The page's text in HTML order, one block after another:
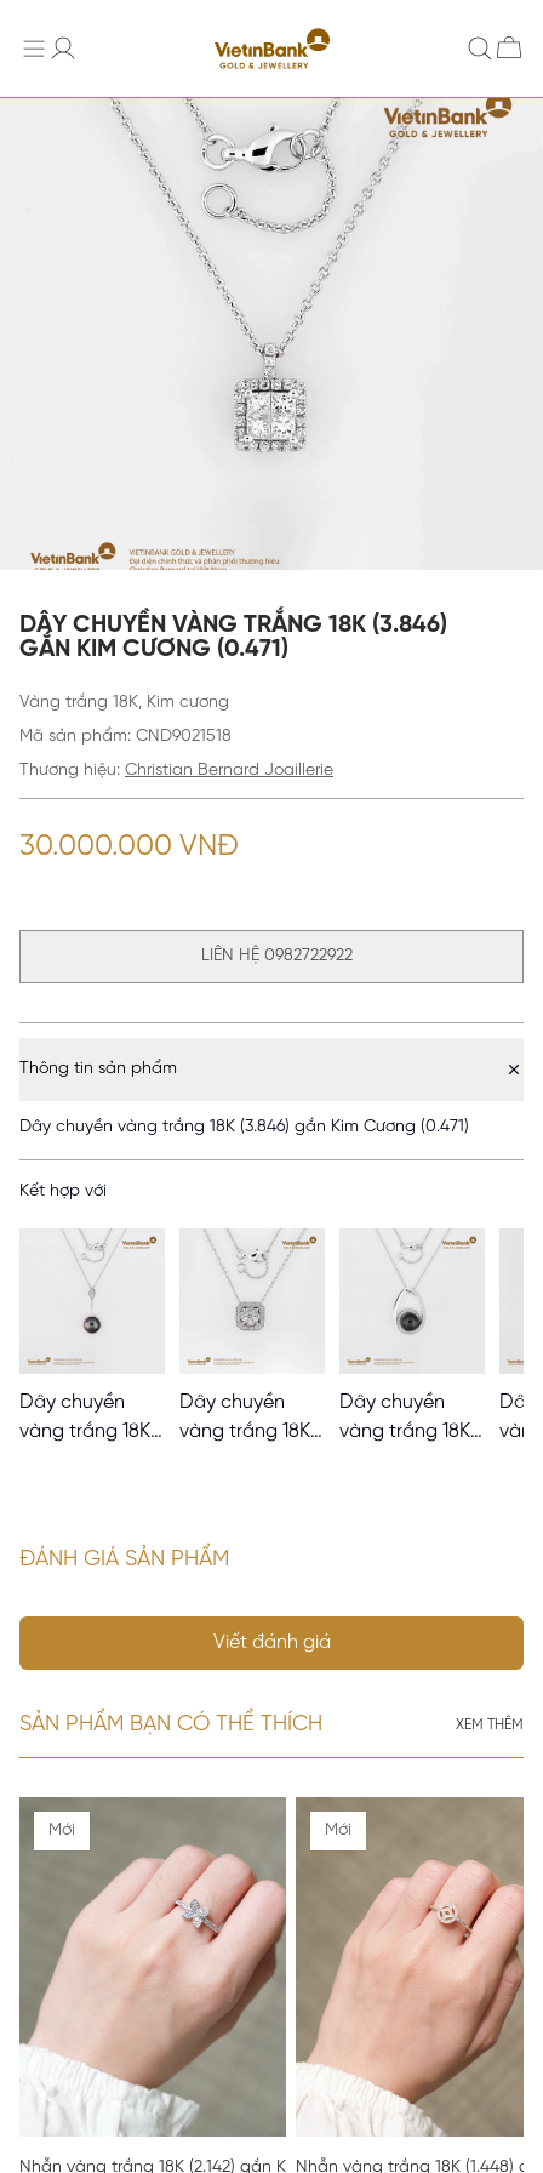
DÂY CHUYỀN VÀNG TRẮNG 18K (3.846)
GẮN KIM CƯƠNG (0.471)
Vàng trắng 18K, Kim cương
Mã sản phẩm: CND9021518
Thương hiệu: Christian Bernard Joaillerie
30.000.000 VNĐ
LIÊN HỆ 0982722922
Thông tin sản phẩm
Dây chuyền vàng trắng 18K (3.846) gắn Kim Cương (0.471)
Kết hợp với
Dây chuyền
vàng trắng 18K
Dây chuyền
vàng trắng 18K
Dây chuyền
vàng trắng 18K
Dây
ĐÁNH GIÁ SẢN PHẨM
Viết đánh giá
SẢN PHẨM BẠN CÓ THỂ THÍCH XEM THÊM
Mới
Nhẫn vàng trắng 18K (2.142) gắn Kim cương (0.288) 52
Mới
Nhẫn vàng trắng 18K (1.448)